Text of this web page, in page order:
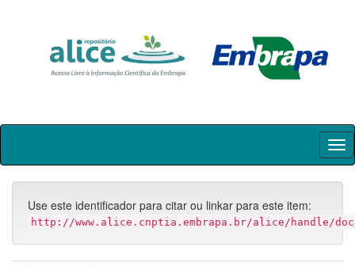
Skip
Use este identificador para citar ou linkar para este item:
http://www.alice.cnptia.embrapa.br/alice/handle/